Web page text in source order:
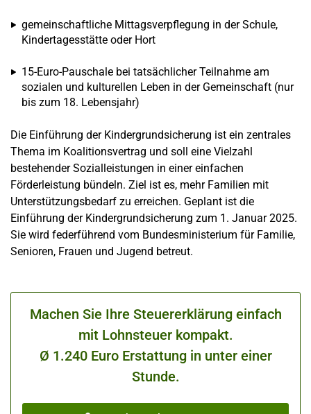
gemeinschaftliche Mittagsverpflegung in der Schule,
Kindertagesstätte oder Hort
15-Euro-Pauschale bei tatsächlicher Teilnahme am
sozialen und kulturellen Leben in der Gemeinschaft (nur
bis zum 18. Lebensjahr)
Die Einführung der Kindergrundsicherung ist ein zentrales
Thema im Koalitionsvertrag und soll eine Vielzahl
bestehender Sozialleistungen in einer einfachen
Förderleistung bündeln. Ziel ist es, mehr Familien mit
Unterstützungsbedarf zu erreichen. Geplant ist die
Einführung der Kindergrundsicherung zum 1. Januar 2025.
Sie wird federführend vom Bundesministerium für Familie,
Senioren, Frauen und Jugend betreut.
Machen Sie Ihre Steuererklärung einfach
mit Lohnsteuer kompakt.
Ø 1.240 Euro Erstattung in unter einer
Stunde.